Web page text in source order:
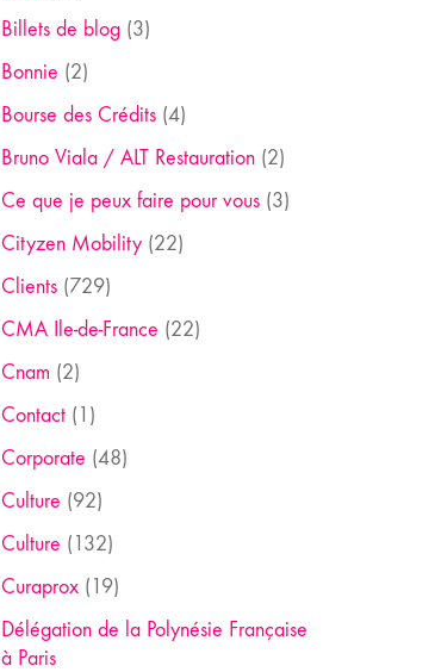
Billets de blog(3)
Bonnie (2)
Bourse des Crédits(4)
Bruno Viala / ALT Restauration(2)
Ce que je peux faire pour vous(3)
Cityzen Mobility(22)
Clients(729)
CMA Ile-de-France (22)
Cnam (2)
Contact(1)
Corporate (48)
Culture (92)
Culture (132)
Curaprox(19)
Délégation de la Polynésie Française
à Paris